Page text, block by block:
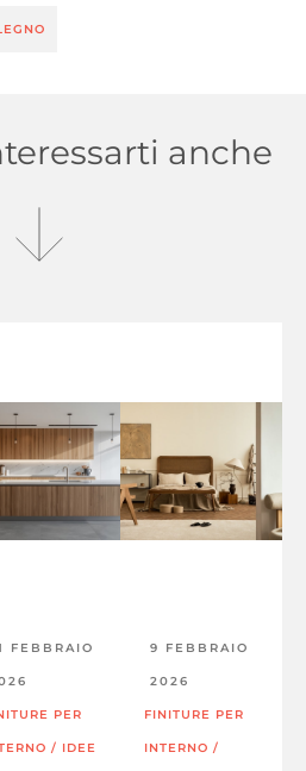
anche
FEBBRAIO
PER
/ IDEE
9 FEBBRAIO
2026
FINITURE PER
INTERNO /